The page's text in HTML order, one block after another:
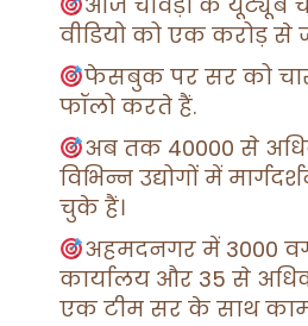
वीडियो को एक करोड़ से
फेसबुक पर सर को
फॉलो करते हैं.
अब तक 40000 से
विभिन्न उद्योगों में
चुके हैं।
अहमदनगर में 3000
कार्यालय और 35 से
एक टीम सर के साथ